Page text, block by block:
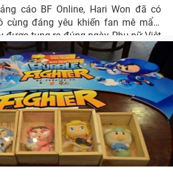
cáo BF Online, Hari Won đã có
cùng đáng yêu khiến fan mê mẩn.
được tung ra đúng ngày Phụ nữ Việt
một làn gió trẻ trung, tươi mới tôn